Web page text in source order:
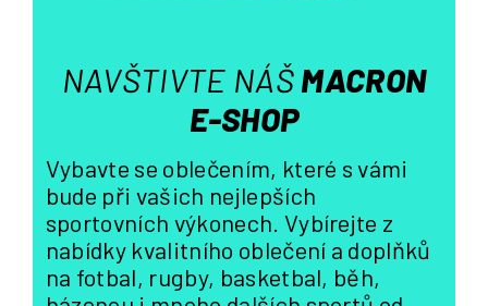
u
NAVŠTIVTE NÁŠMACRON
E-SHOP
Vybavte se oblečením, které s vámi
bude při vašich nejlepších
sportovních výkonech. Vybírejte z
nabídky kvalitního oblečení a doplňků
na fotbal, rugby, basketbal, běh,